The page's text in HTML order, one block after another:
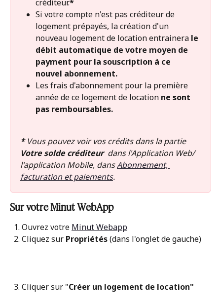
créditeur.*
Si votre compte n'est pas créditeur de
logement prépayés, la création d'un
nouveau logement de location entrainera le
débit automatique de votre moyen de
payment pour la souscription à ce
nouvel abonnement.
Les frais d'abonnement pour la première
année de ce logement de location ne sont
pas remboursables.
* Vous pouvez voir vos crédits dans la partie
Votre solde créditeur
  dans l'Application Web/
l'application Mobile, dans Abonnement,
facturation et paiements.
Sur votre Minut WebApp
  1. Ouvrez votre
Minut Webapp
  2. Cliquez sur
Propriétés (dans l'onglet de gauche)
  3. Cliquer sur "
Créer un logement de location"